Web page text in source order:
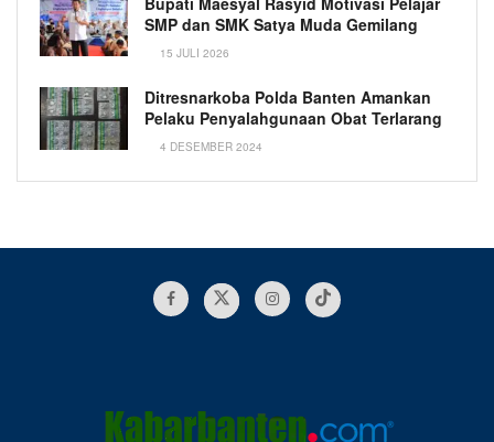
SMP dan SMK Satya Muda Gemilang
15 JULI 2026
Ditresnarkoba Polda Banten Amankan
Pelaku Penyalahgunaan Obat Terlarang
4 DESEMBER 2024